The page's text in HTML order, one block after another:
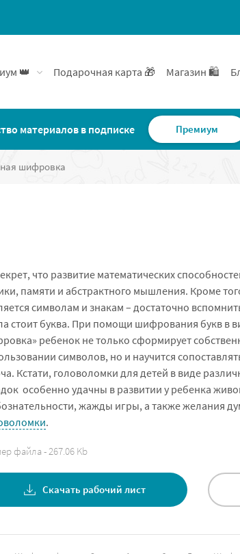
👑 Подарочная карта 🎁 Магазин 🛍️
материалов в подписке Премиум
шифровка
что развитие математических
памяти и абстрактного мышления. Кроме
символам и знакам – достаточно
стоит буква. При помощи шифрования букв в
ребенок не только сформирует
символов, но и научится
Кстати, головоломки для детей в виде
особенно удачны в развитии у ребенка
жажды игры, а также желания
.
файла - 267.06 Kb
Скачать рабочий лист